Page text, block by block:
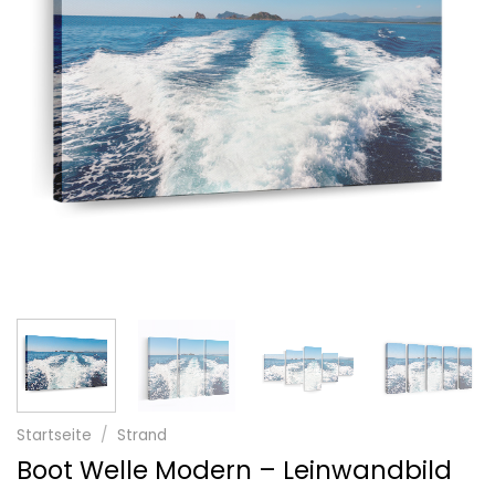
Startseite / Strand
Boot Welle Modern – Leinwandbild